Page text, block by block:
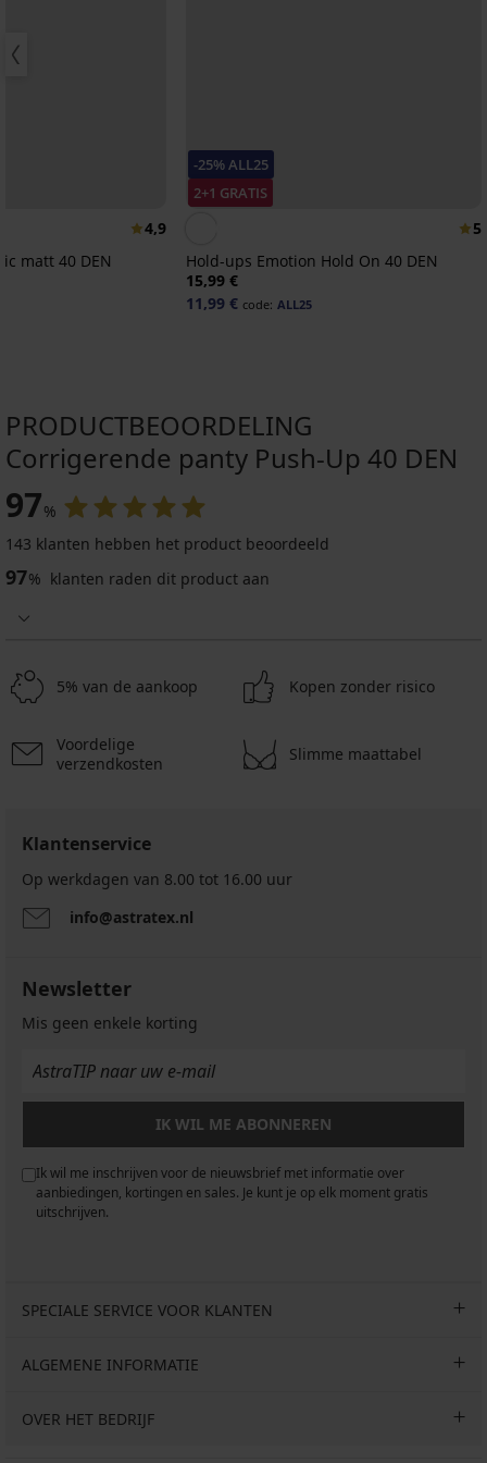
4,9
matt 40 DEN
-25% ALL25
2+1 GRATIS
5
Hold-ups Emotion Hold On 40 DEN
15,99 €
11,99 € code: ALL25
PRODUCTBEOORDELING
Corrigerende panty Push-Up 40 DEN
97%
143 klanten hebben het product beoordeeld
97% klanten raden dit product aan
5% van de aankoop Kopen zonder risico
Voordelige
verzendkosten
Slimme maattabel
Klantenservice
Op werkdagen van 8.00 tot 16.00 uur
info@astratex.nl
Newsletter
Mis geen enkele korting
IK WIL ME ABONNEREN
Ik wil me inschrijven voor de nieuwsbrief met informatie over
aanbiedingen, kortingen en sales. Je kunt je op elk moment gratis
uitschrijven.
SPECIALE SERVICE VOOR KLANTEN
ALGEMENE INFORMATIE
OVER HET BEDRIJF